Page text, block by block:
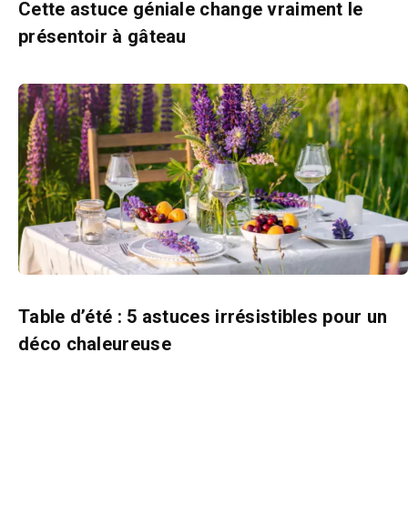
Cette astuce géniale change vraiment le
présentoir à gâteau
Table d’été : 5 astuces irrésistibles pour un
déco chaleureuse